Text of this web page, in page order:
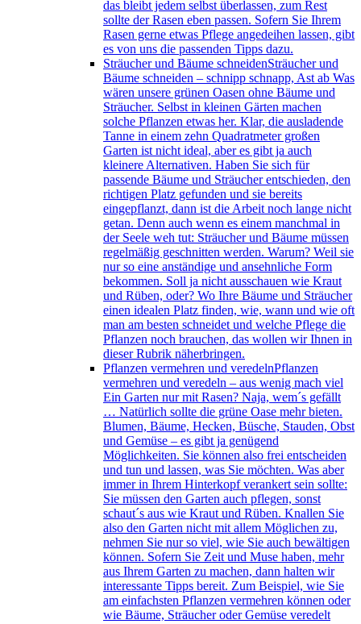
das bleibt jedem selbst überlassen, zum Rest
sollte der Rasen eben passen. Sofern Sie Ihrem
Rasen gerne etwas Pflege angedeihen lassen, gibt
es von uns die passenden Tipps dazu.
Sträucher und Bäume schneidenSträucher und
Bäume schneiden – schnipp schnapp, Ast ab Was
wären unsere grünen Oasen ohne Bäume und
Sträucher. Selbst in kleinen Gärten machen
solche Pflanzen etwas her. Klar, die ausladende
Tanne in einem zehn Quadratmeter großen
Garten ist nicht ideal, aber es gibt ja auch
kleinere Alternativen. Haben Sie sich für
passende Bäume und Sträucher entschieden, den
richtigen Platz gefunden und sie bereits
eingepflanzt, dann ist die Arbeit noch lange nicht
getan. Denn auch wenn es einem manchmal in
der Seele weh tut: Sträucher und Bäume müssen
regelmäßig geschnitten werden. Warum? Weil sie
nur so eine anständige und ansehnliche Form
bekommen. Soll ja nicht ausschauen wie Kraut
und Rüben, oder? Wo Ihre Bäume und Sträucher
einen idealen Platz finden, wie, wann und wie oft
man am besten schneidet und welche Pflege die
Pflanzen noch brauchen, das wollen wir Ihnen in
dieser Rubrik näherbringen.
Pflanzen vermehren und veredelnPflanzen
vermehren und veredeln – aus wenig mach viel
Ein Garten nur mit Rasen? Naja, wem´s gefällt
… Natürlich sollte die grüne Oase mehr bieten.
Blumen, Bäume, Hecken, Büsche, Stauden, Obst
und Gemüse – es gibt ja genügend
Möglichkeiten. Sie können also frei entscheiden
und tun und lassen, was Sie möchten. Was aber
immer in Ihrem Hinterkopf verankert sein sollte:
Sie müssen den Garten auch pflegen, sonst
schaut´s aus wie Kraut und Rüben. Knallen Sie
also den Garten nicht mit allem Möglichen zu,
nehmen Sie nur so viel, wie Sie auch bewältigen
können. Sofern Sie Zeit und Muse haben, mehr
aus Ihrem Garten zu machen, dann halten wir
interessante Tipps bereit. Zum Beispiel, wie Sie
am einfachsten Pflanzen vermehren können oder
wie Bäume, Sträucher oder Gemüse veredelt